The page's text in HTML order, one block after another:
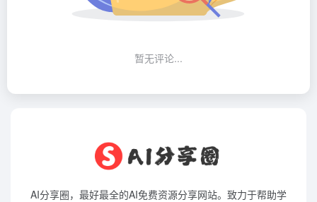
暂无评论...
AI分享圈，最好最全的AI免费资源分享网站。致力于帮助学